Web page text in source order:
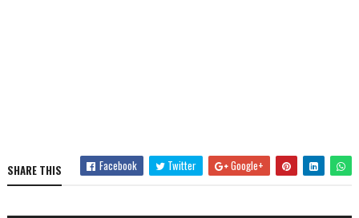
SHARE THIS Facebook Twitter Google+